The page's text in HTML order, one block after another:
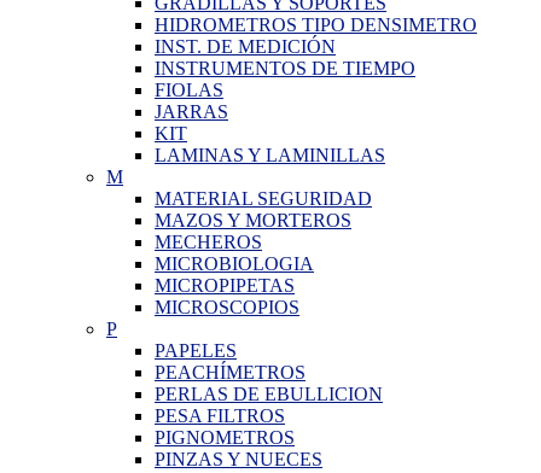
HIDROMETROS TIPO DENSIMETRO
INST. DE MEDICIÓN
INSTRUMENTOS DE TIEMPO
FIOLAS
JARRAS
KIT
LAMINAS Y LAMINILLAS
M
MATERIAL SEGURIDAD
MAZOS Y MORTEROS
MECHEROS
MICROBIOLOGIA
MICROPIPETAS
MICROSCOPIOS
P
PAPELES
PEACHÍMETROS
PERLAS DE EBULLICION
PESA FILTROS
PIGNOMETROS
PINZAS Y NUECES